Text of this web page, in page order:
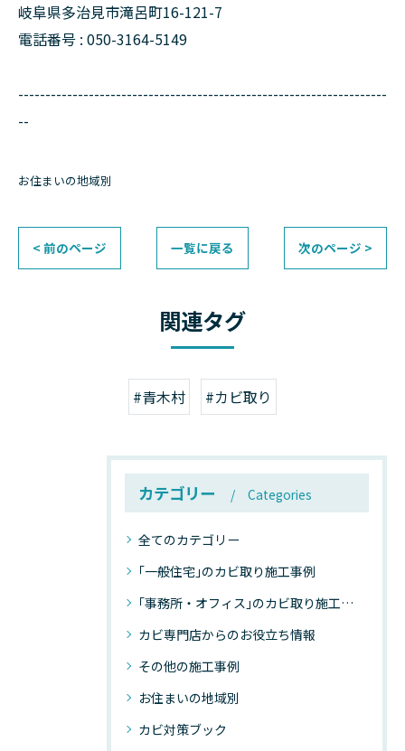
岐阜県多治見市滝呂町16-121-7
電話番号 : 050-3164-5149
--------------------------------------------------------------------
--
お住まいの地域別
< 前のページ 一覧に戻る 次のページ >
関連タグ
#青木村 #カビ取り
カテゴリー Categories
全てのカテゴリー
｢一般住宅｣のカビ取り施工事例
｢事務所・オフィス｣のカビ取り施工事例
カビ専門店からのお役立ち情報
その他の施工事例
お住まいの地域別
カビ対策ブック